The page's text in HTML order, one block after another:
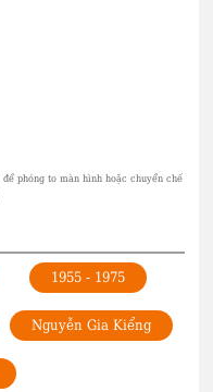
1955 - 1975
Nguyễn Gia Kiểng